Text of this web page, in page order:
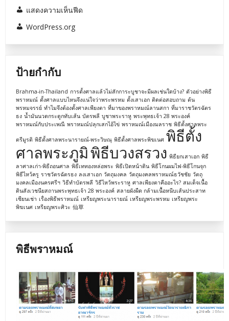
แสดงความเห็นฟีด
WordPress.org
ป้ายกำกับ
Brahma-in-Thailand การตั้งศาลแล้วไม่สักการะบูชาจะมีผลเช่นใดบ้าง? ตัวอย่างพิธี
พราหมณ์ ตั้งศาลแบบไหนจึงแน่ใจว่าพระพรหม ตั้งเสาเอก ติดต่อสอบถาม ต้น
พรหมจรรย์ ทำไมจึงต้องตั้งศาลเพียงตา ที่มาของพราหมณ์ลานสกา ที่มาราชวัตรฉัตร
ธง น้ำมันนวดกระดูกทับเส้น บัตรพลี บูชาพระราหู พระพุทธเจ้า 28 พระองค์
พราหมณ์กับประเพณี พราหมณ์ปลุกเสกไอ้ไข่ พราหมณ์เมืองมลราช พิธีตั้งศาลพระ
ตรีมูรติ พิธีตั้งศาลพระนารายณ์-พระวิษณุ พิธีตั้งศาลพระพิฆเนศ พิธีตั้ง
ศาลพระภูมิพิธีบวงสรวง พิธียกเสาเอก พิธี
ลาศาลเก่า-พิธีถอนศาล พิธีเททองหล่อพระ พิธีเปิดหน้าดิน พิธีโกนผมไฟ-พิธีโกนจุก
พิธีไหว้ครู ราชวัตรฉัตรธง ลงเสาเอก วัตถุมงคล วัตถุมงคลพราหมณ์ธวัชชัย วัตถุ
มงคลเมืองนครศรีฯ วิธีทำบัตรพลี วิธีไหว้พระราหู ศาลเพียงตาคืออะไร? สมเด็จเนื้อ
ดินสังเวชนียสถานพระพุทธเจ้า 28 พระองค์ สลายผังผืด กล้ามเนื้อหนีบเส้นประสาท
เซียนเช่า เรื่องพิธีพราหมณ์ เหรียญพระนารายณ์ เหรียญพระพรหม เหรียญพระ
พิฆเนศ เหรียญพระศิวะ 仙草
พิธีพราหมณ์